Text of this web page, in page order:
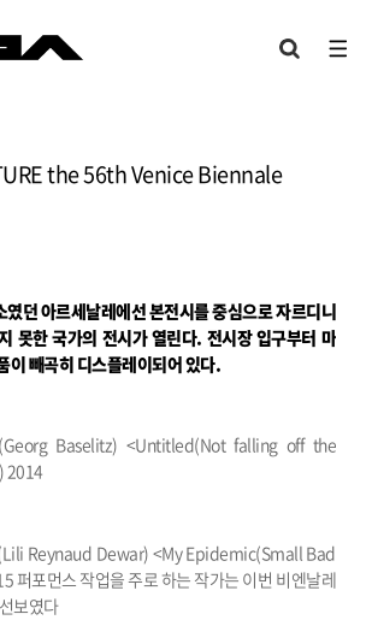
the 56th Venice Biennale
던 아르세날레에선 본전시를 중심으로 자르디니
못한 국가의 전시가 열린다. 전시장 입구부터 마
이 빼곡히 디스플레이되어 있다.
(Georg Baselitz) <Untitled(Not falling off the
2014
Reynaud Dewar) <My Epidemic(Small Bad
퍼포먼스 작업을 주로 하는 작가는 이번 비엔날레
보였다